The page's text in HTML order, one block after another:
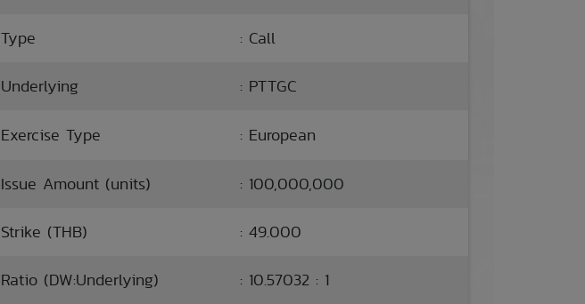
Type : Call
Underlying : PTTGC
Exercise Type : European
Issue Amount (units) : 100,000,000
Strike (THB) : 49.000
Ratio (DW:Underlying) : 10.57032 : 1